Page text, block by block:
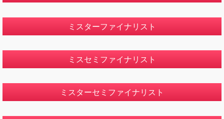
ミスターファイナリスト
ミスセミファイナリスト
ミスターセミファイナリスト